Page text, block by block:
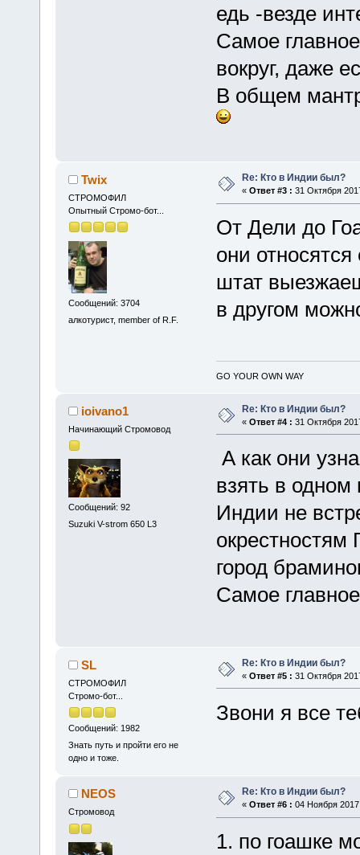
едь -везде
Самое
вокруг, даже
В общем
Twix
СТРОМОФИЛ
Опытный Стромо-бот...
Сообщений: 3704
алкотурист, member of R.F.
Re: Кто в Индии был?
« Ответ #3 : 31 Октября
От Дели до
они
штат
в другом
GO YOUR OWN WAY
ioivano1
Начинающий Стромовод
Сообщений: 92
Suzuki V-strom 650 L3
Re: Кто в Индии был?
« Ответ #4 : 31 Октября
А как они
взять в одном
Индии не
окрестностям
город
Самое
SL
СТРОМОФИЛ
Стромо-бот...
Сообщений: 1982
Знать путь и пройти его не
одно и тоже.
Re: Кто в Индии был?
« Ответ #5 : 31 Октября
Звони я все
NEOS
Стромовод
Re: Кто в Индии был?
« Ответ #6 : 04 Ноября
1. по гоашке